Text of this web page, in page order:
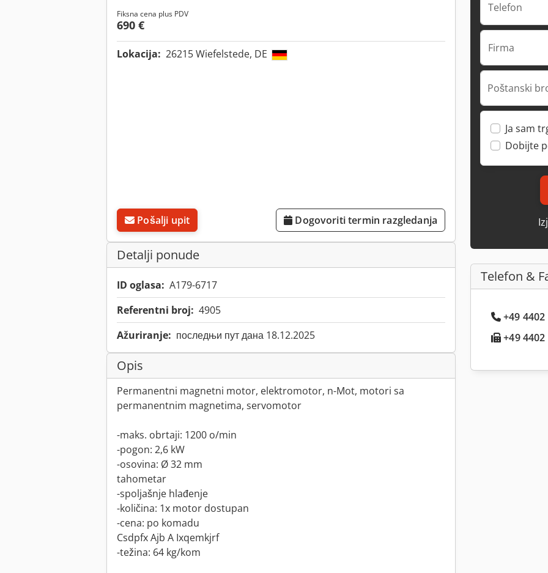
Fiksna cena plus PDV
690 €
Lokacija: 26215 Wiefelstede, DE
Pošalji upit Dogovoriti termin razgledanja
Detalji ponude
ID oglasa: A179-6717
Referentni broj: 4905
Ažuriranje: последњи пут дана 18.12.2025
Opis
Permanentni magnetni motor, elektromotor, n-Mot, motori sa
permanentnim magnetima, servomotor
-maks. obrtaji: 1200 o/min
-pogon: 2,6 kW
-osovina: Ø 32 mm
tahometar
-spoljašnje hlađenje
-količina: 1x motor dostupan
-cena: po komadu
Csdpfx Ajb A Ixqemkjrf
-težina: 64 kg/kom
Telefon
Firma
Poštanski
Ja sam
Dobijte
Telefon &
+49
+49